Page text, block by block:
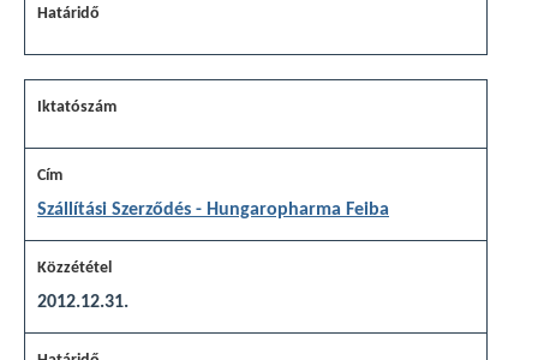
Szállítási Szerződés - Hungaropharma Feiba
2012.12.31.